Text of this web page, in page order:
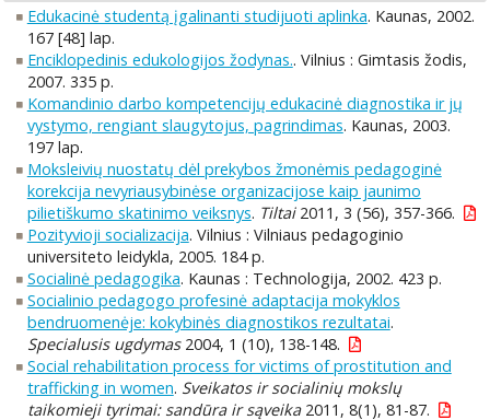
Edukacinė studentą įgalinanti studijuoti aplinka. Kaunas, 2002.
167 [48] lap.
Enciklopedinis edukologijos žodynas.. Vilnius : Gimtasis žodis,
2007. 335 p.
Komandinio darbo kompetencijų edukacinė diagnostika ir jų
vystymo, rengiant slaugytojus, pagrindimas. Kaunas, 2003.
197 lap.
Moksleivių nuostatų dėl prekybos žmonėmis pedagoginė
korekcija nevyriausybinėse organizacijose kaip jaunimo
pilietiškumo skatinimo veiksnys. Tiltai2011, 3 (56), 357-366.
Pozityvioji socializacija. Vilnius : Vilniaus pedagoginio
universiteto leidykla, 2005. 184 p.
Socialinė pedagogika. Kaunas : Technologija, 2002. 423 p.
Socialinio pedagogo profesinė adaptacija mokyklos
bendruomenėje: kokybinės diagnostikos rezultatai.
Specialusis ugdymas2004, 1 (10), 138-148.
Social rehabilitation process for victims of prostitution and
trafficking in women. Sveikatos ir socialinių mokslų
taikomieji tyrimai: sandūra ir sąveika2011, 8(1), 81-87.